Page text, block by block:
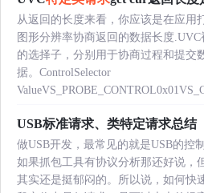
从返回的长度来看，你应该是在应用
图形分辨率协商返回的数据长度
的选择子，分别用于协商过程和提交
据。ControlSelector
USB标准请求、类特定请求总结
做USB开发，最常见的就是USB的控
如果抓包工具有协议分析那还好说，
其实还是挺郁闷的。所以说，如何快